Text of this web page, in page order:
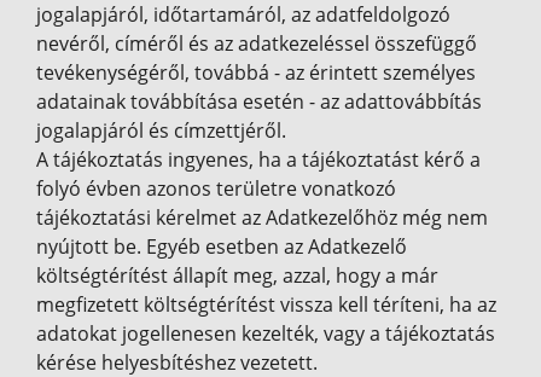
jogalapjáról, időtartamáról, az adatfeldolgozó
nevéről, címéről és az adatkezeléssel összefüggő
tevékenységéről, továbbá - az érintett személyes
adatainak továbbítása esetén - az adattovábbítás
jogalapjáról és címzettjéről.
A tájékoztatás ingyenes, ha a tájékoztatást kérő a
folyó évben azonos területre vonatkozó
tájékoztatási kérelmet az Adatkezelőhöz még nem
nyújtott be. Egyéb esetben az Adatkezelő
költségtérítést állapít meg, azzal, hogy a már
megfizetett költségtérítést vissza kell téríteni, ha az
adatokat jogellenesen kezelték, vagy a tájékoztatás
kérése helyesbítéshez vezetett.